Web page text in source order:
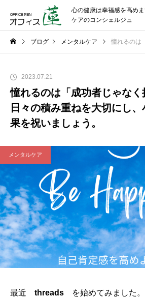
心の健康は幸福感を高め
ケアのコンシェルジュ
ブログ メンタルケア 憧れるのは「成功者じゃなく挑戦者
2023.07.21
憧れるのは「成功者じゃなく
日々の積み重ねを大切にし
果を祝いましょう。
メンタルケア
最近 threads を始めてみました。